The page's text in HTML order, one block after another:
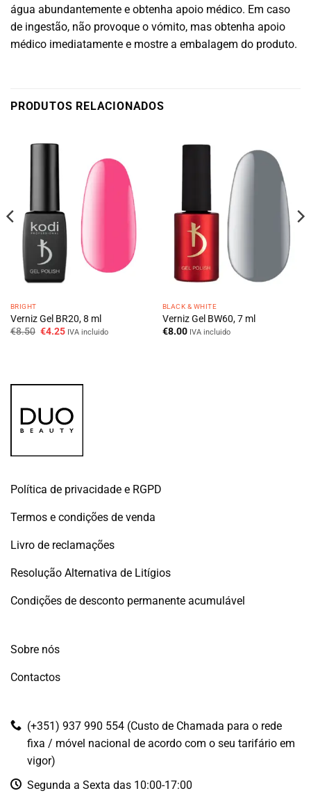
água abundantemente e obtenha apoio médico. Em caso
de ingestão, não provoque o vómito, mas obtenha apoio
médico imediatamente e mostre a embalagem do produto.
PRODUTOS RELACIONADOS
BRIGHT
Verniz Gel BR20, 8 ml
€8.50 O
€4.25OIVA incluido
BLACK & WHITE
Verniz Gel BW60, 7 ml
€8.00 IVA incluido
Política de privacidade e RGPD
Termos e condições de venda
Livro de reclamações
Resolução Alternativa de Litígios
Condições de desconto permanente acumulável
Sobre nós
Contactos
(+351) 937 990 554 (Custo de Chamada para o rede
fixa / móvel nacional de acordo com o seu tarifário em
vigor)
Segunda a Sexta das 10:00-17:00